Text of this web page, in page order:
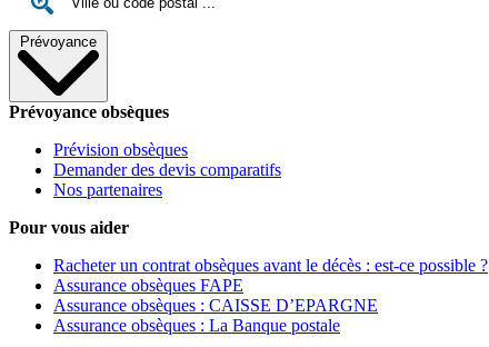
Prévoyance
Prévoyance obsèques
Prévision obsèques
Demander des devis comparatifs
Nos partenaires
Pour vous aider
Racheter un contrat obsèques avant le décès : est-ce possible ?
Assurance obsèques FAPE
Assurance obsèques : CAISSE D’EPARGNE
Assurance obsèques : La Banque postale